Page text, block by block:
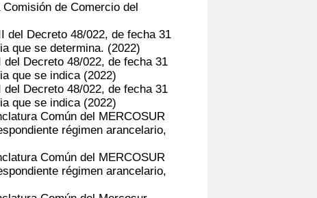
de Comercio del
del Decreto 48/022, de fecha 31
que se determina. (2022)
Decreto 48/022, de fecha 31
que se indica (2022)
Decreto 48/022, de fecha 31
que se indica (2022)
Común del MERCOSUR
régimen arancelario,
Común del MERCOSUR
régimen arancelario,